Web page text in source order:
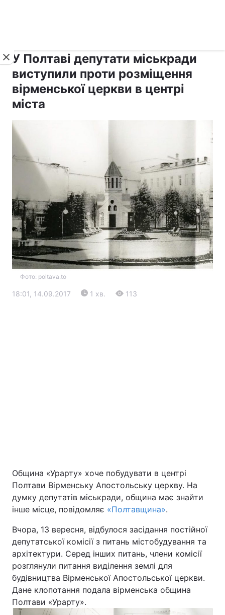
Київ Львів
Дніпро Харків
Спорт Наука
Техно і зв'язок Лайт
Зброя Інциденти
У Полтаві депутати міськради
виступили проти розміщення
вірменської церкви в центрі
міста
Фото: poltava.to
18:01, 14.09.2017 1 хв. 113
Община «Урарту» хоче побудувати в центрі
Полтави Вірменську Апостольську церкву. На
думку депутатів міськради, община має знайти
інше місце, повідомляє «Полтавщина».
Вчора, 13 вересня, відбулося засідання постійної
депутатської комісії з питань містобудування та
архітектури. Серед інших питань, члени комісії
розглянули питання виділення землі для
будівництва Вірменської Апостольської церкви.
Дане клопотання подала вірменська община
Полтави «Урарту».